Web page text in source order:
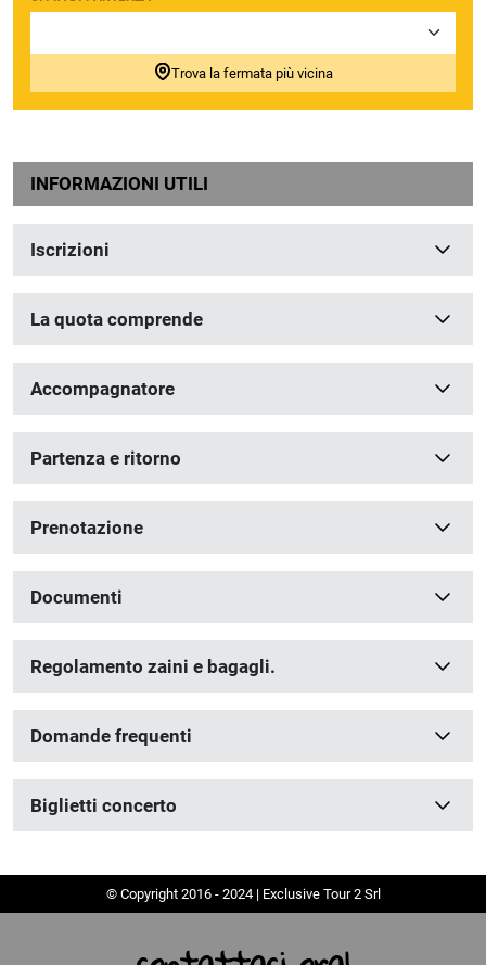
Trova la fermata più vicina
INFORMAZIONI UTILI
Iscrizioni
La quota comprende
Accompagnatore
Partenza e ritorno
Prenotazione
Documenti
Regolamento zaini e bagagli.
Domande frequenti
Biglietti concerto
© Copyright 2016 - 2024 | Exclusive Tour 2 Srl